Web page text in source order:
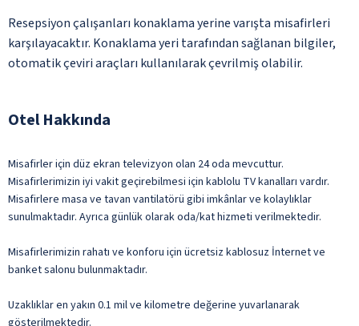
Resepsiyon çalışanları konaklama yerine varışta misafirleri
karşılayacaktır. Konaklama yeri tarafından sağlanan bilgiler,
otomatik çeviri araçları kullanılarak çevrilmiş olabilir.
Otel Hakkında
Misafirler için düz ekran televizyon olan 24 oda mevcuttur.
Misafirlerimizin iyi vakit geçirebilmesi için kablolu TV kanalları vardır.
Misafirlere masa ve tavan vantilatörü gibi imkânlar ve kolaylıklar
sunulmaktadır. Ayrıca günlük olarak oda/kat hizmeti verilmektedir.
Misafirlerimizin rahatı ve konforu için ücretsiz kablosuz İnternet ve
banket salonu bulunmaktadır.
Uzaklıklar en yakın 0.1 mil ve kilometre değerine yuvarlanarak
gösterilmektedir.